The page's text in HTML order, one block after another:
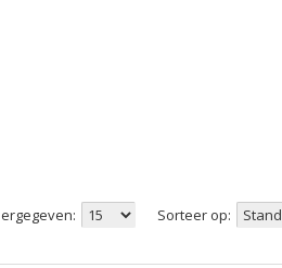
Sorteer op: